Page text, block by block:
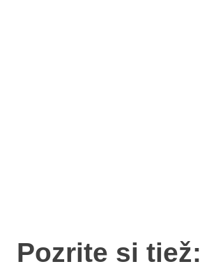
Pozrite si tiež: